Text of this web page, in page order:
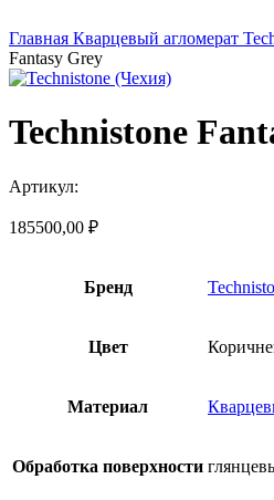
Главная Кварцевый агломерат
Fantasy Grey
Technistone
Артикул:
185500,00 ₽
Бренд
Цвет
Материал
Обработка поверхности